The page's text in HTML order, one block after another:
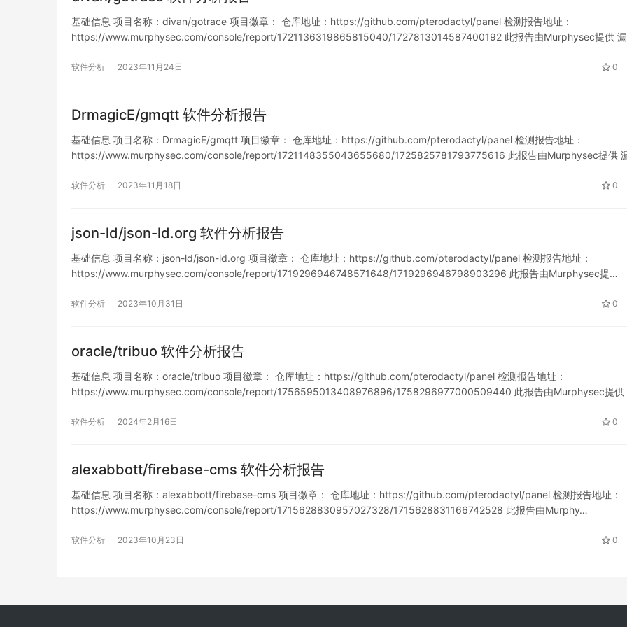
基础信息 项目名称：divan/gotrace 项目徽章： 仓库地址：https://github.com/pterodactyl/panel 检测报告地址：
https://www.murphysec.com/console/report/1721136319865815040/1727813014587400192 此报告由Murphysec提供
软件分析 2023年11月24日 0
DrmagicE/gmqtt 软件分析报告
基础信息 项目名称：DrmagicE/gmqtt 项目徽章： 仓库地址：https://github.com/pterodactyl/panel 检测报告地址：
https://www.murphysec.com/console/report/1721148355043655680/1725825781793775616 此报告由Murphysec提供
软件分析 2023年11月18日 0
json-ld/json-ld.org 软件分析报告
基础信息 项目名称：json-ld/json-ld.org 项目徽章： 仓库地址：https://github.com/pterodactyl/panel 检测报告地址：
https://www.murphysec.com/console/report/1719296946748571648/1719296946798903296 此报告由Murphysec提…
软件分析 2023年10月31日 0
oracle/tribuo 软件分析报告
基础信息 项目名称：oracle/tribuo 项目徽章： 仓库地址：https://github.com/pterodactyl/panel 检测报告地址：
https://www.murphysec.com/console/report/1756595013408976896/1758296977000509440 此报告由Murphysec提供
软件分析 2024年2月16日 0
alexabbott/firebase-cms 软件分析报告
基础信息 项目名称：alexabbott/firebase-cms 项目徽章： 仓库地址：https://github.com/pterodactyl/panel 检测报告地址：
https://www.murphysec.com/console/report/1715628830957027328/1715628831166742528 此报告由Murphy…
软件分析 2023年10月23日 0